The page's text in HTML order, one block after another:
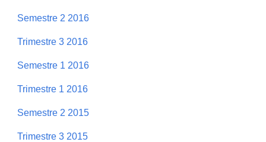
Semestre 2 2016
Trimestre 3 2016
Semestre 1 2016
Trimestre 1 2016
Semestre 2 2015
Trimestre 3 2015